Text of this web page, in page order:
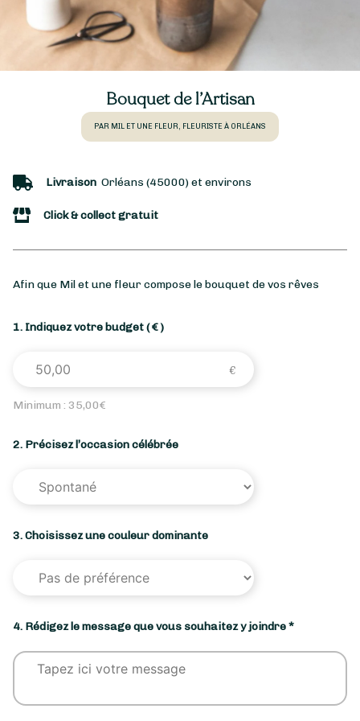
Bouquet de l’Artisan
PAR MIL ET UNE FLEUR, FLEURISTE À ORLÉANS
Livraison Orléans (45000) et environs
Click & collect gratuit
Afin que Mil et une fleur compose le bouquet de vos rêves
1. Indiquez votre budget( € )
Minimum : 35,00€
2. Précisez l’occasion célébrée
3. Choisissez une couleur dominante
4. Rédigez le message que vous souhaitez y joindre *